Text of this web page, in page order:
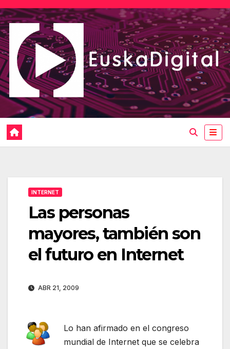
Saltar
al
contenido
INTERNET
Las personas
mayores, también son
el futuro en Internet
ABR 21, 2009
Lo han afirmado en el congreso
mundial de Internet que se celebra